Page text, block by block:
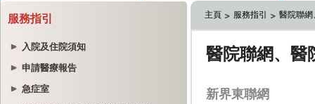
服務指引
入院及住院須知
申請醫療報告
急症室
主頁 服務指引 醫院聯網